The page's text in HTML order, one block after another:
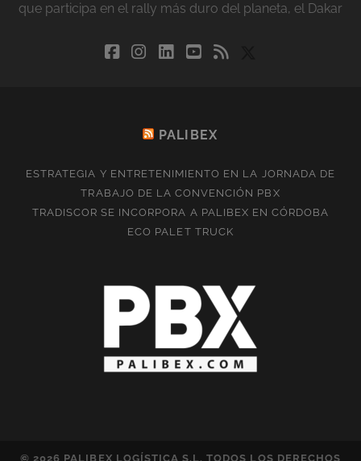
que participa en el rally más duro del planeta, el Dakar
facebook
instagram
linkedin
youtube
rss
PALIBEX
ESTRATEGIA Y ENTRETENIMIENTO EN LA JORNADA DE
TRABAJO DE LA CONVENCIÓN PBX
TRADISCOR SE INCORPORA A PALIBEX EN CÓRDOBA
ECO PALET TRUCK
© 2026 PALIBEX LOGÍSTICA S.L. TODOS LOS DERECHOS